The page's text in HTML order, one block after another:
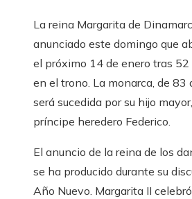
La reina Margarita de
anunciado este domingo que
el próximo 14 de enero tras 52
en el trono. La monarca, de 83
será sucedida por su hijo
príncipe heredero Federico.
El anuncio de la reina de los
se ha producido durante su
Año Nuevo. Margarita II